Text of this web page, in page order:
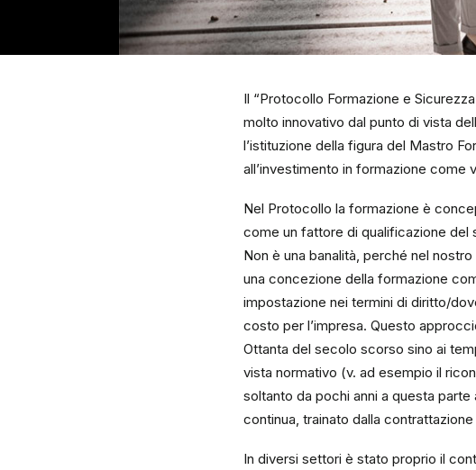
Il “Protocollo Formazione e
molto innovativo dal punto di vista
l’istituzione della figura del Mastro
all’investimento in formazione come
Nel Protocollo la formazione è
come un fattore di qualificazione del
Non è una banalità, perché nel
una concezione della formazione
impostazione nei termini di diritto/
costo per l’impresa. Questo
Ottanta del secolo scorso sino ai
vista normativo (v. ad esempio il
soltanto da pochi anni a questa
continua, trainato dalla
In diversi settori è stato proprio il